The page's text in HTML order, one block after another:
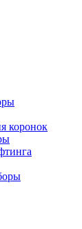
коронок